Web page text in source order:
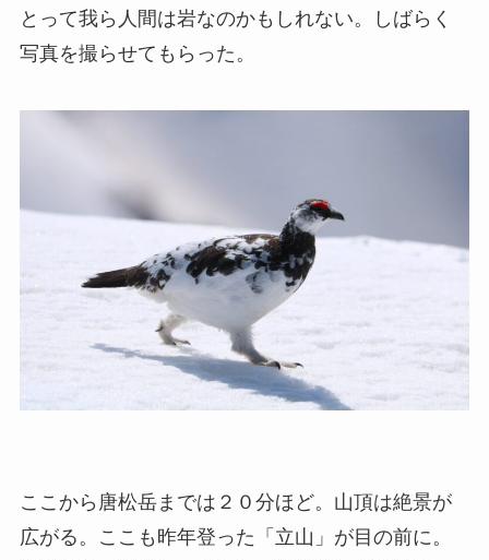
とって我ら人間は岩なのかもしれない。しばらく
写真を撮らせてもらった。
ここから唐松岳までは２０分ほど。山頂は絶景が
広がる。ここも昨年登った「立山」が目の前に。